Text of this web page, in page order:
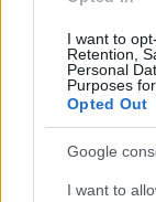
I want to
Retention,
Personal
Purposes
Opted Out
Google
I want to
Przykłady
autentyczne,
— (...) Muszę
brygady
również
we